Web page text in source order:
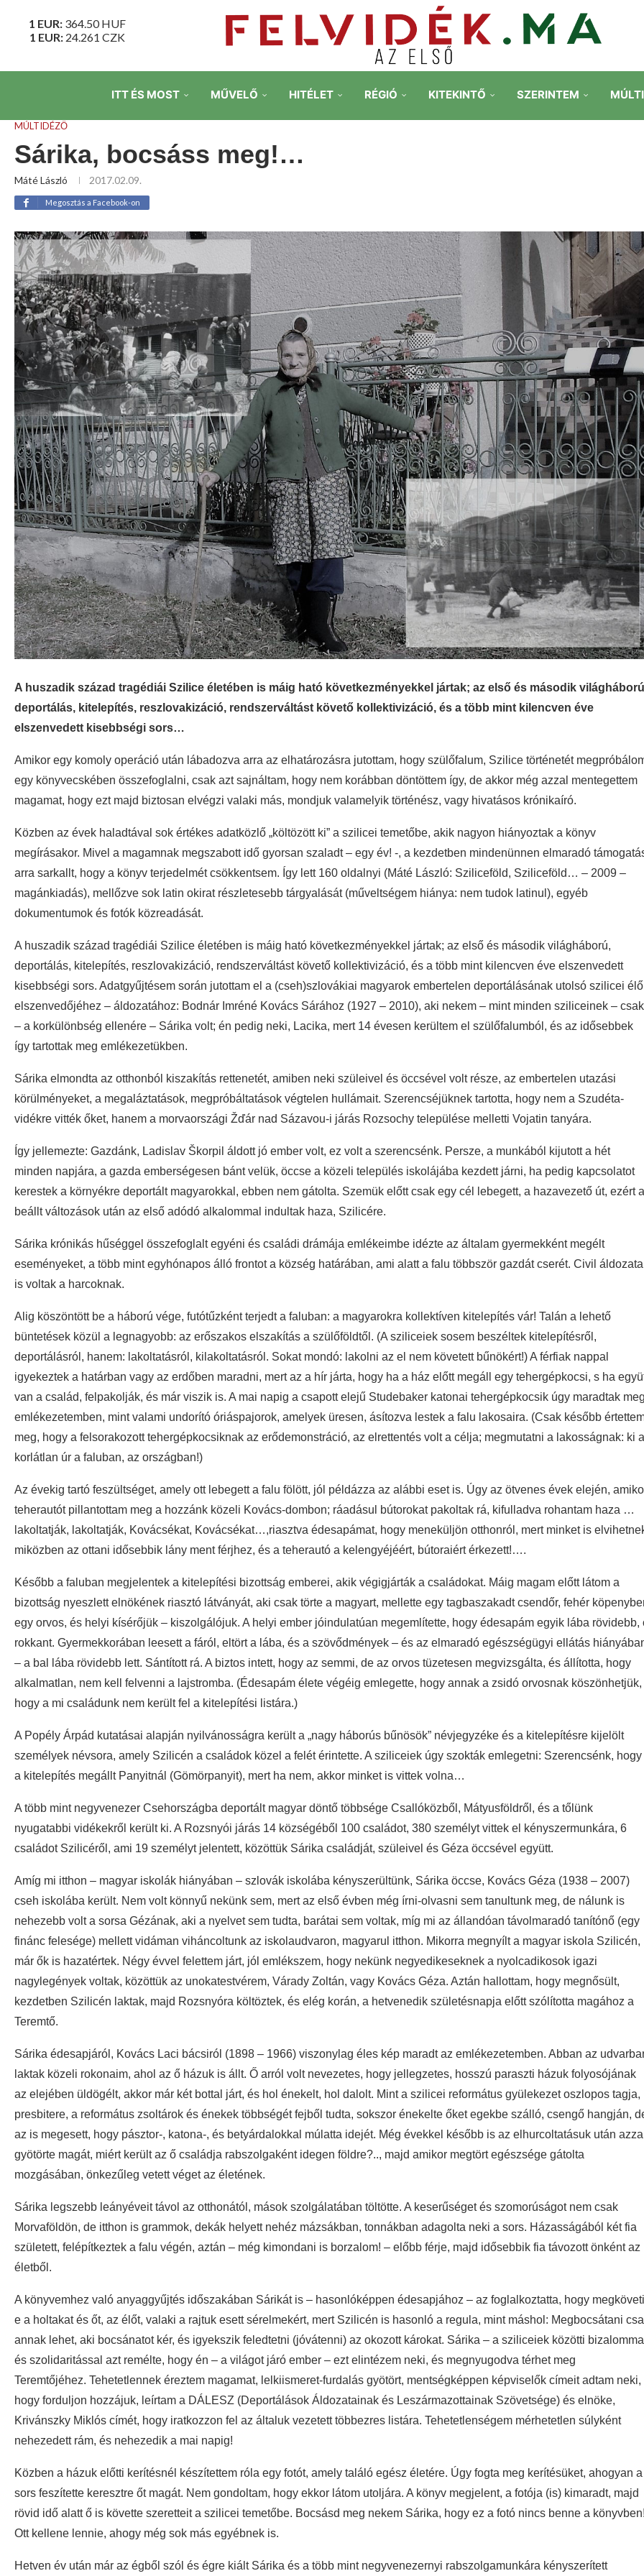
1 EUR: 364.50HUF
1 EUR: 24.261 CZK
ITT ÉS MOST MŰVELŐ HITÉLET RÉGIÓ KITEKINTŐ SZERINTEM
MÚLTIDÉZŐ
Sárika, bocsáss meg!…
Máté László 2017.02.09.
Megosztás a Facebook-on
A huszadik század tragédiái Szilice életében is máig ható következményekkel jártak; az első és második
deportálás, kitelepítés, reszlovakizáció, rendszerváltást követő kollektivizáció, és a több mint kilencven éve
elszenvedett kisebbségi sors…
Amikor egy komoly operáció után lábadozva arra az elhatározásra jutottam, hogy szülőfalum, Szilice történetét
egy könyvecskében összefoglalni, csak azt sajnáltam, hogy nem korábban döntöttem így, de akkor még azzal mentegettem
magamat, hogy ezt majd biztosan elvégzi valaki más, mondjuk valamelyik történész, vagy hivatásos krónikaíró.
Közben az évek haladtával sok értékes adatközlő „költözött ki” a szilicei temetőbe, akik nagyon hiányoztak a könyv
megírásakor. Mivel a magamnak megszabott idő gyorsan szaladt – egy év! -, a kezdetben mindenünnen elmaradó
arra sarkallt, hogy a könyv terjedelmét csökkentsem. Így lett 160 oldalnyi (Máté László: Sziliceföld, Sziliceföld… – 2009 –
magánkiadás), mellőzve sok latin okirat részletesebb tárgyalását (műveltségem hiánya: nem tudok latinul), egyéb
dokumentumok és fotók közreadását.
A huszadik század tragédiái Szilice életében is máig ható következményekkel jártak; az első és második világháború,
deportálás, kitelepítés, reszlovakizáció, rendszerváltást követő kollektivizáció, és a több mint kilencven éve elszenvedett
kisebbségi sors. Adatgyűjtésem során jutottam el a (cseh)szlovákiai magyarok embertelen deportálásának utolsó szilicei élő
elszenvedőjéhez – áldozatához: Bodnár Imréné Kovács Sárához (1927 – 2010), aki nekem – mint minden sziliceinek – csak
– a korkülönbség ellenére – Sárika volt; én pedig neki, Lacika, mert 14 évesen kerültem el szülőfalumból, és az idősebbek
így tartottak meg emlékezetükben.
Sárika elmondta az otthonból kiszakítás rettenetét, amiben neki szüleivel és öccsével volt része, az embertelen utazási
körülményeket, a megaláztatások, megpróbáltatások végtelen hullámait. Szerencséjüknek tartotta, hogy nem a Szudéta-
vidékre vitték őket, hanem a morvaországi Žďár nad Sázavou-i járás Rozsochy települése melletti Vojatin tanyára.
Így jellemezte: Gazdánk, Ladislav Škorpil áldott jó ember volt, ez volt a szerencsénk. Persze, a munkából kijutott a hét
minden napjára, a gazda emberségesen bánt velük, öccse a közeli település iskolájába kezdett járni, ha pedig kapcsolatot
kerestek a környékre deportált magyarokkal, ebben nem gátolta. Szemük előtt csak egy cél lebegett, a hazavezető út, ezért a
beállt változások után az első adódó alkalommal indultak haza, Szilicére.
Sárika krónikás hűséggel összefoglalt egyéni és családi drámája emlékeimbe idézte az általam gyermekként megélt
eseményeket, a több mint egyhónapos álló frontot a község határában, ami alatt a falu többször gazdát cserét. Civil
is voltak a harcoknak.
Alig köszöntött be a háború vége, futótűzként terjedt a faluban: a magyarokra kollektíven kitelepítés vár! Talán a lehető
büntetések közül a legnagyobb: az erőszakos elszakítás a szülőföldtől. (A sziliceiek sosem beszéltek kitelepítésről,
deportálásról, hanem: lakoltatásról, kilakoltatásról. Sokat mondó: lakolni az el nem követett bűnökért!) A férfiak nappal
igyekeztek a határban vagy az erdőben maradni, mert az a hír járta, hogy ha a ház előtt megáll egy tehergépkocsi, s ha
van a család, felpakolják, és már viszik is. A mai napig a csapott elejű Studebaker katonai tehergépkocsik úgy maradtak
emlékezetemben, mint valami undorító óriáspajorok, amelyek üresen, ásítozva lestek a falu lakosaira. (Csak később
meg, hogy a felsorakozott tehergépkocsiknak az erődemonstráció, az elrettentés volt a célja; megmutatni a lakosságnak: ki a
korlátlan úr a faluban, az országban!)
Az évekig tartó feszültséget, amely ott lebegett a falu fölött, jól példázza az alábbi eset is. Úgy az ötvenes évek elején,
teherautót pillantottam meg a hozzánk közeli Kovács-dombon; ráadásul bútorokat pakoltak rá, kifulladva rohantam haza …
lakoltatják, lakoltatják, Kovácsékat, Kovácsékat…,riasztva édesapámat, hogy meneküljön otthonról, mert minket is
miközben az ottani idősebbik lány ment férjhez, és a teherautó a kelengyéjéért, bútoraiért érkezett!….
Később a faluban megjelentek a kitelepítési bizottság emberei, akik végigjárták a családokat. Máig magam előtt látom a
bizottság nyeszlett elnökének riasztó látványát, aki csak törte a magyart, mellette egy tagbaszakadt csendőr, fehér
egy orvos, és helyi kísérőjük – kiszolgálójuk. A helyi ember jóindulatúan megemlítette, hogy édesapám egyik lába rövidebb,
rokkant. Gyermekkorában leesett a fáról, eltört a lába, és a szövődmények – és az elmaradó egészségügyi ellátás
– a bal lába rövidebb lett. Sántított rá. A biztos intett, hogy az semmi, de az orvos tüzetesen megvizsgálta, és állította, hogy
alkalmatlan, nem kell felvenni a lajstromba. (Édesapám élete végéig emlegette, hogy annak a zsidó orvosnak köszönhetjük,
hogy a mi családunk nem került fel a kitelepítési listára.)
A Popély Árpád kutatásai alapján nyilvánosságra került a „nagy háborús bűnösök” névjegyzéke és a kitelepítésre kijelölt
személyek névsora, amely Szilicén a családok közel a felét érintette. A sziliceiek úgy szokták emlegetni: Szerencsénk, hogy
a kitelepítés megállt Panyitnál (Gömörpanyit), mert ha nem, akkor minket is vittek volna…
A több mint negyvenezer Csehországba deportált magyar döntő többsége Csallóközből, Mátyusföldről, és a tőlünk
nyugatabbi vidékekről került ki. A Rozsnyói járás 14 községéből 100 családot, 380 személyt vittek el kényszermunkára, 6
családot Szilicéről, ami 19 személyt jelentett, közöttük Sárika családját, szüleivel és Géza öccsével együtt.
Amíg mi itthon – magyar iskolák hiányában – szlovák iskolába kényszerültünk, Sárika öccse, Kovács Géza (1938 – 2007)
cseh iskolába került. Nem volt könnyű nekünk sem, mert az első évben még írni-olvasni sem tanultunk meg, de nálunk is
nehezebb volt a sorsa Gézának, aki a nyelvet sem tudta, barátai sem voltak, míg mi az állandóan távolmaradó tanítónő (egy
finánc felesége) mellett vidáman viháncoltunk az iskolaudvaron, magyarul itthon. Mikorra megnyílt a magyar iskola Szilicén,
már ők is hazatértek. Négy évvel felettem járt, jól emlékszem, hogy nekünk negyedikeseknek a nyolcadikosok igazi
nagylegények voltak, közöttük az unokatestvérem, Várady Zoltán, vagy Kovács Géza. Aztán hallottam, hogy megnősült,
kezdetben Szilicén laktak, majd Rozsnyóra költöztek, és elég korán, a hetvenedik születésnapja előtt szólította magához a
Teremtő.
Sárika édesapjáról, Kovács Laci bácsiról (1898 – 1966) viszonylag éles kép maradt az emlékezetemben. Abban az
laktak közeli rokonaim, ahol az ő házuk is állt. Ő arról volt nevezetes, hogy jellegzetes, hosszú paraszti házuk folyosójának
az elejében üldögélt, akkor már két bottal járt, és hol énekelt, hol dalolt. Mint a szilicei református gyülekezet oszlopos tagja,
presbitere, a református zsoltárok és énekek többségét fejből tudta, sokszor énekelte őket egekbe szálló, csengő hangján,
az is megesett, hogy pásztor-, katona-, és betyárdalokkal múlatta idejét. Még évekkel később is az elhurcoltatásuk után
gyötörte magát, miért került az ő családja rabszolgaként idegen földre?.., majd amikor megtört egészsége gátolta
mozgásában, önkezűleg vetett véget az életének.
Sárika legszebb leányéveit távol az otthonától, mások szolgálatában töltötte. A keserűséget és szomorúságot nem csak
Morvaföldön, de itthon is grammok, dekák helyett nehéz mázsákban, tonnákban adagolta neki a sors. Házasságából két fia
született, felépítkeztek a falu végén, aztán – még kimondani is borzalom! – előbb férje, majd idősebbik fia távozott önként az
életből.
A könyvemhez való anyaggyűjtés időszakában Sárikát is – hasonlóképpen édesapjához – az foglalkoztatta, hogy
e a holtakat és őt, az élőt, valaki a rajtuk esett sérelmekért, mert Szilicén is hasonló a regula, mint máshol: Megbocsátani
annak lehet, aki bocsánatot kér, és igyekszik feledtetni (jóvátenni) az okozott károkat. Sárika – a sziliceiek közötti
és szolidaritással azt remélte, hogy én – a világot járó ember – ezt elintézem neki, és megnyugodva térhet meg
Teremtőjéhez. Tehetetlennek éreztem magamat, lelkiismeret-furdalás gyötört, mentségképpen képviselők címeit adtam neki,
hogy forduljon hozzájuk, leírtam a DÁLESZ (Deportálások Áldozatainak és Leszármazottainak Szövetsége) és elnöke,
Krivánszky Miklós címét, hogy iratkozzon fel az általuk vezetett többezres listára. Tehetetlenségem mérhetetlen súlyként
nehezedett rám, és nehezedik a mai napig!
Közben a házuk előtti kerítésnél készítettem róla egy fotót, amely találó egész életére. Úgy fogta meg kerítésüket, ahogyan a
sors feszítette keresztre őt magát. Nem gondoltam, hogy ekkor látom utoljára. A könyv megjelent, a fotója (is) kimaradt, majd
rövid idő alatt ő is követte szeretteit a szilicei temetőbe. Bocsásd meg nekem Sárika, hogy ez a fotó nincs benne a
Ott kellene lennie, ahogy még sok más egyébnek is.
Hetven év után már az égből szól és égre kiált Sárika és a több mint negyvenezernyi rabszolgamunkára kényszerített